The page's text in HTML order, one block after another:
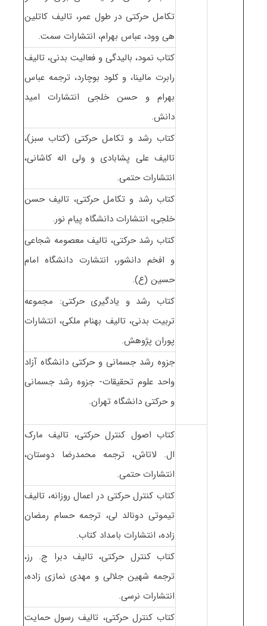
تکامل حرکتی در طول عمر، تالیف کاتلین
هی وود، عباس بهرام، انتشارات سمت.
کتاب نمود، بالیدگی و فعالیت بدنی، تالیف
رابرت مالینا، و کلود بوچارد، ترجمه عباس
بهرام و حسن خلجی انتشارات امید
دانش.
کتاب رشد و تکامل حرکتی (کتاب سبز)،
تالیف علی پشابادی و ولی اله کاشانی،
انتشارات حتمی.
کتاب رشد و تکامل حرکتی، تالیف حسن
خلجی، انتشارات دانشگاه پیام نور.
کتاب رشد حرکتی، تالیف معصومه شجاعی
و افخم دانشور، انتشارت دانشگاه امام
حسین (ع).
کتاب رشد و یادگیری حرکتی: مجموعه
تربیت بدنی، تالیف بهنام ملکی، انتشارات
پوران پژوهش.
جزوه رشد جسمانی و حرکتی دانشگاه آزاد
واحد علوم تحقیقات- جزوه رشد جسمانی
و حرکتی دانشگاه تهران.
کتاب اصول کنترل حرکتی، تالیف مارک
ال. لاتاش، ترجمه محمدرضا دوستان،
انتشارات حتمی.
کتاب کنترل حرکتی در اعمال روزانه، تالیف
تیموتی دونالد لی، ترجمه حسام رمضان
زاده، انتشارات بامداد کتاب.
کتاب کنترل حرکتی، تالیف دبرا ج. رز،
ترجمه شهین جلالی و مهدی نمازی زاده،
انتشارات نرسی.
کتاب کنترل حرکتی، تالیف رسول حمایت